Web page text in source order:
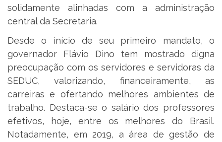
solidamente alinhadas com a administração
central da Secretaria.
Desde o início de seu primeiro mandato, o
governador Flávio Dino tem mostrado digna
preocupação com os servidores e servidoras da
SEDUC, valorizando, financeiramente, as
carreiras e ofertando melhores ambientes de
trabalho. Destaca-se o salário dos professores
efetivos, hoje, entre os melhores do Brasil.
Notadamente, em 2019, a área de gestão de